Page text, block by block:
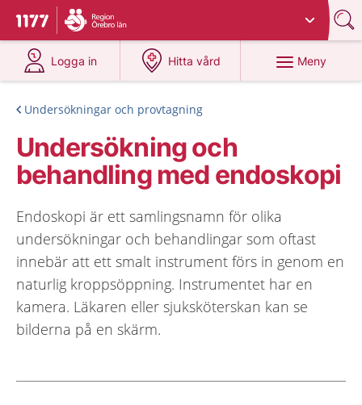
Till startsidan för 1177
Du har valt region
Logga in
på 1177.se
Hitta vård
på 1177.se
Meny
Undersökningar och provtagning
Undersökning och
behandling med endoskopi
Endoskopi är ett samlingsnamn för olika
undersökningar och behandlingar som oftast
innebär att ett smalt instrument förs in genom en
naturlig kroppsöppning. Instrumentet har en
kamera. Läkaren eller sjuksköterskan kan se
bilderna på en skärm.